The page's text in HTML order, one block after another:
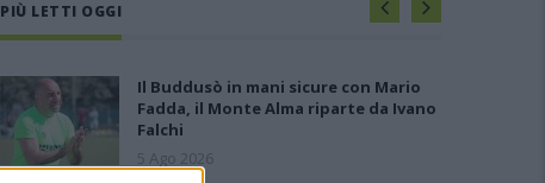
PIÙ LETTI OGGI
Il Buddusò in mani sicure con Mario
Fadda, il Monte Alma riparte da Ivano
Falchi
5 Ago 2026